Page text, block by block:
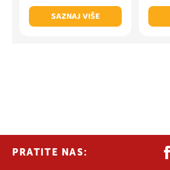
SAZNAJ VIŠE
PRATITE NAS: